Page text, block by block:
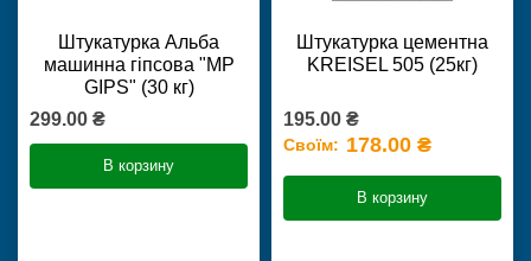
Штукатурка Альба
машинна гіпсова "MP
GIPS" (30 кг)
299.00 ₴
В корзину
Штукатурка цементна
KREISEL 505 (25кг)
195.00 ₴
Своїм: 178.00 ₴
В корзину